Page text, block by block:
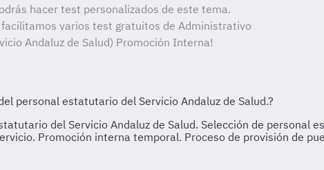
hacer test personalizados de este tema.
facilitamos varios test gratuitos de Administrativo
Andaluz de Salud) Promoción Interna!